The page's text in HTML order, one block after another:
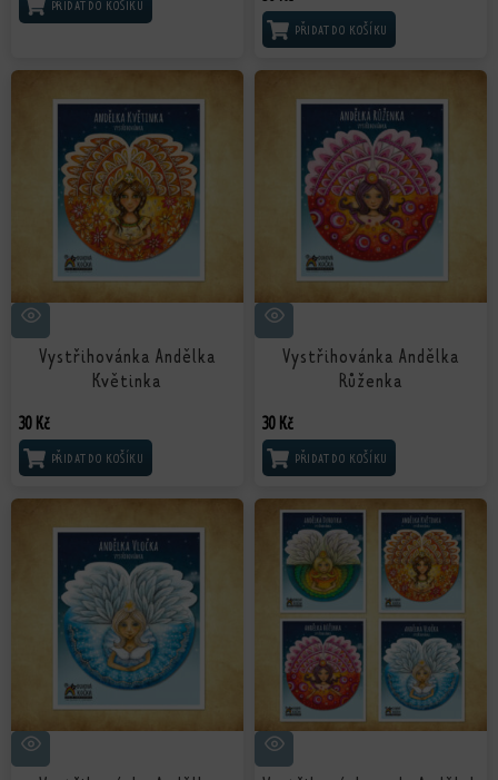
PŘIDAT DO KOŠÍKU
PŘIDAT DO KOŠÍKU
Vystřihovánka Andělka
Květinka
30 Kč
PŘIDAT DO KOŠÍKU
Vystřihovánka Andělka
Růženka
30 Kč
PŘIDAT DO KOŠÍKU